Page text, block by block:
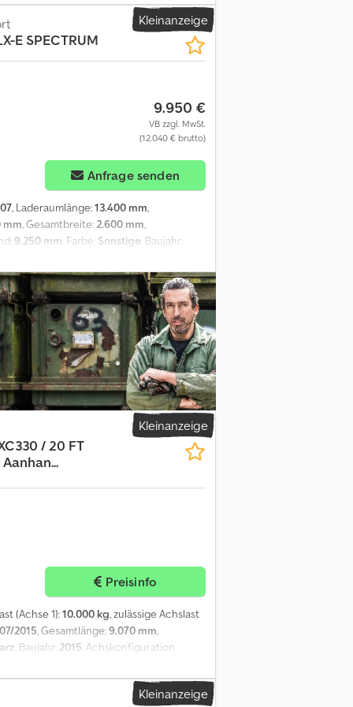
- Lenkachse - Luftfederung -
Bremsen: Scheibenbremsen Federung:
Reifen Profil rechts: 40% Hinterachse 2:
Heckklappe, 2500 kg Zustand
OK-54-ZV =
schnell einen günstigen
60 Monaten. Alle Fotos und weitere
Kleinanzeige
E SPECTRUM
9.950 €
VB zzgl. MwSt.
(12.040 € brutto)
Anfrage senden
, Laderaumlänge:13.400 mm,
mm, Gesamtbreite:2.600 mm,
9.250 mm, Farbe: Sonstige, Baujahr:
= Anmerkungen = Anzahl der
Art der Chassis: Vollständige chassis,
Vollluft, ABS, EBS, Aufbaubaujahr: 2007,
elektrisch, Aggregatstunden /
Wandstärke: 60 mm, Art der
SLX-E SPECTRUM 8.000
Kennzeichen: OJ-23-SX Antriebsstrang
Achskonfiguration Reifenmaß:
Profil links: 4 mm; Reifen Profil rechts:
Reifen Profil links: 4 mm; Reifen
39.000 kg Funktionell Kühlmotor:
60 mm Umwelt Emissionsklasse: Euro
Zustand: mäßig Schäden: keines =
Handel mit gebrauchten Fahrzeugen.
LKW, Zugmaschinen, Anhänger wählen.
Warum Sie bei Kleyn Trucks kaufen?
• Korrekte Kaufmannschaft • Wir
und Transport •
• Die Sicherheit
Angebote und vollständige
Berechnen Sie schnell Ihre
Kleinanzeige
/ 20 FT
Preisinfo
(Achse 1):10.000 kg, zulässige Achslast
07/2015 , Gesamtlänge:9.070 mm
, Baujahr: 2015 , Achskonfiguration
Achslast: 10000 kg; Gelenkt; Bremsen:
kg; Bremsen: Trommelbremsen
Gewichte Leergewicht: 4.900 kg
Kleinanzeige